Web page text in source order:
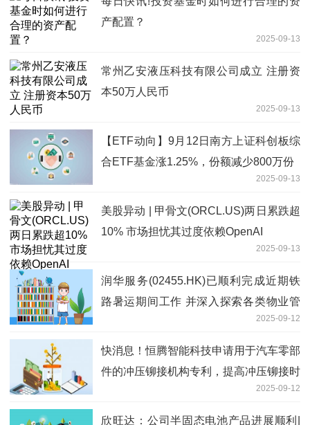
产配置？
2025-09-13
常州乙安液压科技有限公司成立 注册资
本50万人民币
2025-09-13
【ETF动向】9月12日南方上证科创板综
合ETF基金涨1.25%，份额减少800万份
2025-09-13
美股异动 | 甲骨文(ORCL.US)两日累跌超
10% 市场担忧其过度依赖OpenAI
2025-09-13
润华服务(02455.HK)已顺利完成近期铁
路暑运期间工作 并深入探索各类物业管
2025-09-12
快消息！恒腾智能科技申请用于汽车零部
件的冲压铆接机构专利，提高冲压铆接时
2025-09-12
欣旺达：公司半固态电池产品进展顺利|